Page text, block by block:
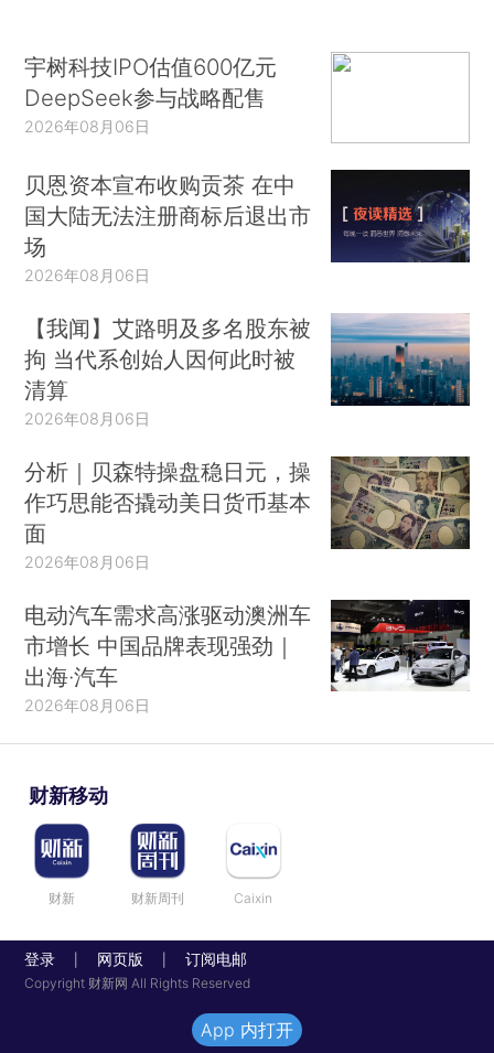
宇树科技IPO估值600亿元
DeepSeek参与战略配售
2026年08月06日
贝恩资本宣布收购贡茶 在中
国大陆无法注册商标后退出市
场
2026年08月06日
【我闻】艾路明及多名股东被
拘 当代系创始人因何此时被
清算
2026年08月06日
分析｜贝森特操盘稳日元，操
作巧思能否撬动美日货币基本
面
2026年08月06日
电动汽车需求高涨驱动澳洲车
市增长 中国品牌表现强劲｜
出海·汽车
2026年08月06日
财新移动
财新 财新周刊 Caixin
登录 网页版 订阅电邮
Copyright 财新网 All Rights Reserved
App 内打开